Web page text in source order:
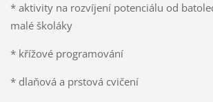
* aktivity na rozvíjení potenciálu od
malé školáky
* křížové programování
* dlaňová a prstová cvičení